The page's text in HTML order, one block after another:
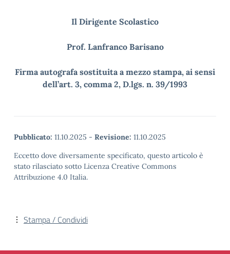
Il Dirigente Scolastico
Prof. Lanfranco Barisano
Firma autografa sostituita a mezzo stampa, ai sensi
dell’art. 3, comma 2, D.lgs. n. 39/1993
Pubblicato: 11.10.2025 - Revisione: 11.10.2025
Eccetto dove diversamente specificato, questo articolo è
stato rilasciato sotto Licenza Creative Commons
Attribuzione 4.0 Italia.
Stampa / Condividi